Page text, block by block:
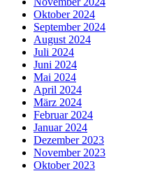
Oktober 2024
September 2024
August 2024
Juli 2024
Juni 2024
Mai 2024
April 2024
März 2024
Februar 2024
Januar 2024
Dezember 2023
November 2023
Oktober 2023